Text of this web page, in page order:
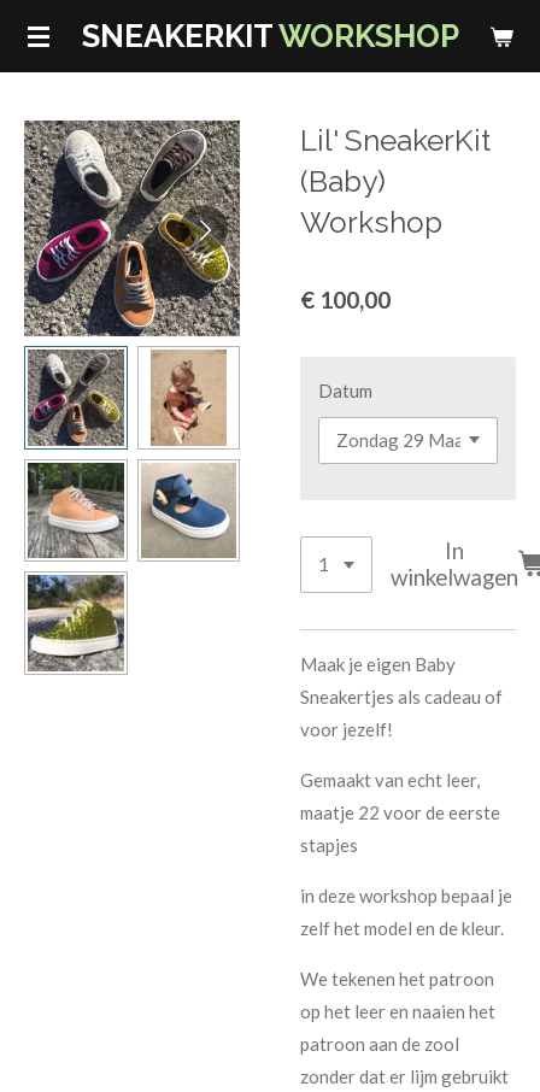
Ga
de
hoofdinhoud
SNEAKERKITWORKSHOP
Lil' SneakerKit
(Baby)
Workshop
€ 100,00
Datum
In
winkelwagen
Maak je eigen Baby
Sneakertjes als cadeau of
voor jezelf!
Gemaakt van echt leer,
maatje 22 voor de eerste
stapjes
in deze workshop bepaal je
zelf het model en de kleur.
We tekenen het patroon
op het leer en naaien het
patroon aan de zool
zonder dat er lijm gebruikt